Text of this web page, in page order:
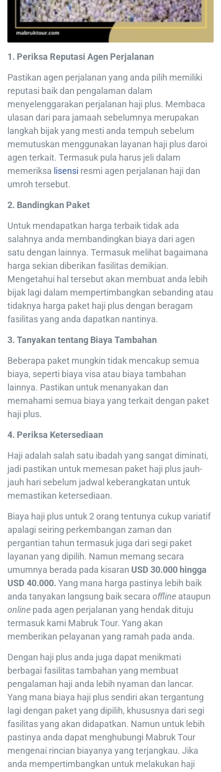
1. Periksa Reputasi Agen Perjalanan
Pastikan agen perjalanan yang anda pilih memiliki
reputasi baik dan pengalaman dalam
menyelenggarakan perjalanan haji plus. Membaca
ulasan dari para jamaah sebelumnya merupakan
langkah bijak yang mesti anda tempuh sebelum
memutuskan menggunakan layanan haji plus daroi
agen terkait. Termasuk pula harus jeli dalam
memeriksa lisensi resmi agen perjalanan haji dan
umroh tersebut.
2. Bandingkan Paket
Untuk mendapatkan harga terbaik tidak ada
salahnya anda membandingkan biaya dari agen
satu dengan lainnya. Termasuk melihat bagaimana
harga sekian diberikan fasilitas demikian.
Mengetahui hal tersebut akan membuat anda lebih
bijak lagi dalam mempertimbangkan sebanding atau
tidaknya harga paket haji plus dengan beragam
fasilitas yang anda dapatkan nantinya.
3. Tanyakan tentang Biaya Tambahan
Beberapa paket mungkin tidak mencakup semua
biaya, seperti biaya visa atau biaya tambahan
lainnya. Pastikan untuk menanyakan dan
memahami semua biaya yang terkait dengan paket
haji plus.
4. Periksa Ketersediaan
Haji adalah salah satu ibadah yang sangat diminati,
jadi pastikan untuk memesan paket haji plus jauh-
jauh hari sebelum jadwal keberangkatan untuk
memastikan ketersediaan.
Biaya haji plus untuk 2 orang tentunya cukup variatif
apalagi seiring perkembangan zaman dan
pergantian tahun termasuk juga dari segi paket
layanan yang dipilih. Namun memang secara
umumnya berada pada kisaran USD 30.000 hingga
USD 40.000. Yang mana harga pastinya lebih baik
anda tanyakan langsung baik secara offline ataupun
online pada agen perjalanan yang hendak dituju
termasuk kami Mabruk Tour. Yang akan
memberikan pelayanan yang ramah pada anda.
Dengan haji plus anda juga dapat menikmati
berbagai fasilitas tambahan yang membuat
pengalaman haji anda lebih nyaman dan lancar.
Yang mana biaya haji plus sendiri akan tergantung
lagi dengan paket yang dipilih, khususnya dari segi
fasilitas yang akan didapatkan. Namun untuk lebih
pastinya anda dapat menghubungi Mabruk Tour
mengenai rincian biayanya yang terjangkau. Jika
anda mempertimbangkan untuk melakukan haji